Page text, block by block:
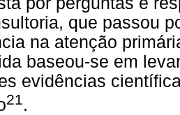
que passou
na atenção
baseou-se em
evidências
21.